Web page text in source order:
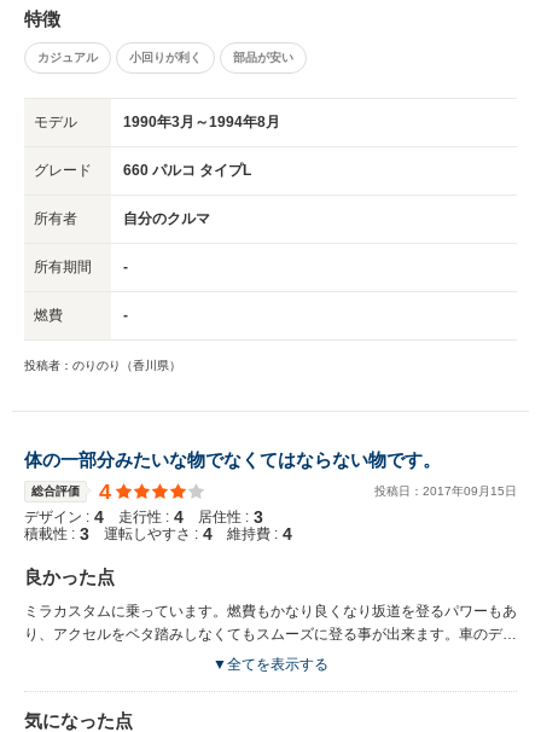
特徴
カジュアル 小回りが利く 部品が安い
モデル 1990年3月～1994年8月
グレード 660 パルコ タイプL
所有者 自分のクルマ
所有期間 -
燃費 -
投稿者：のりのり（香川県）
体の一部分みたいな物でなくてはならない物です。
総合評価 4 投稿日： 2017年09 月 15日
デザイン : 4 走行性 : 4 居住性 : 3
積載性 : 3 運転しやすさ : 4 維持費 : 4
良かった点
ミラカスタムに乗っています。燃費もかなり良くなり坂道を登るパワーもあ
り、アクセルをベタ踏みしなくてもスムーズに登る事が出来ます。車のデザ
インも良くなり街中でも遠出してもガソリン代をあまり気にしなくて良くな
▼全てを表示する
気になった点